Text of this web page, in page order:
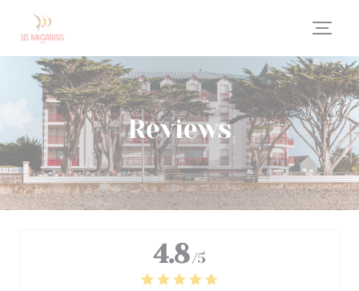
Cookies beheer paneel
Reviews
4.8 /5